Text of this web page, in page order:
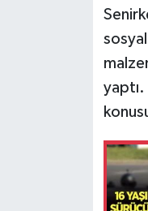
yaptı.